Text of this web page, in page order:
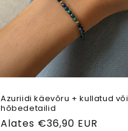
Azuriidi käevõru + kullatud või
hõbedetailid
Tavahind
Alates €36,90 EUR